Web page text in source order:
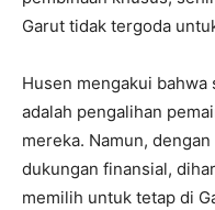
Garut tidak tergoda
Husen mengakui bahwa
adalah pengalihan
mereka. Namun,
dukungan finansial,
memilih untuk tetap di